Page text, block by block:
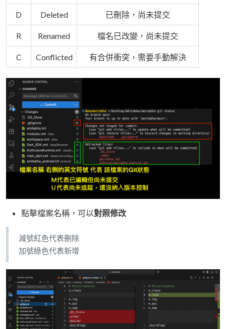
D Deleted 已刪除，尚未提交
R Renamed 檔名已改變，尚未提交
C Conflicted 有合併衝突，需要手動解決
點擊檔案名稱，可以對照修改
減號紅色代表刪除
加號綠色代表新增